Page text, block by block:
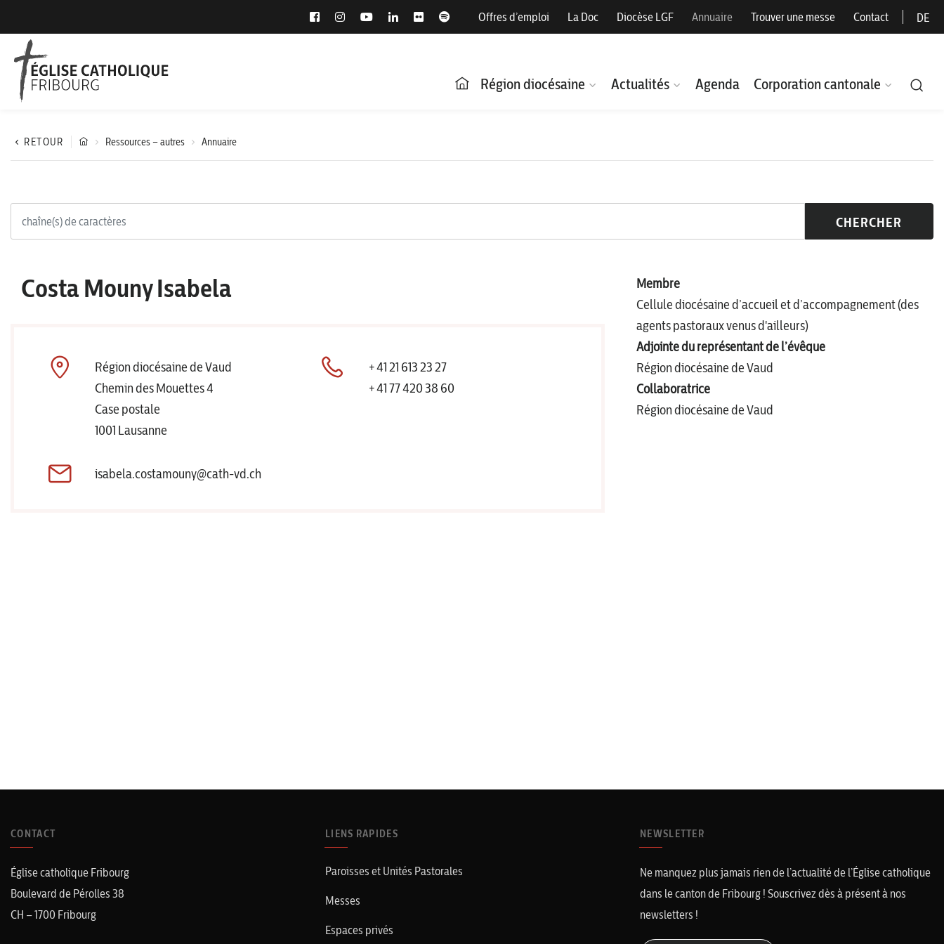
Offres d’emploi La Doc Diocèse LGF Annuaire Trouver une messe Contact DE
Région diocésaine Actualités Agenda Corporation cantonale
RETOUR Ressources – autres Annuaire
CHERCHER
Costa Mouny Isabela
Région diocésaine de Vaud
Chemin des Mouettes 4
Case postale
1001 Lausanne
+41 21 613 23 27
+41 77 420 38 60
isabela.costamouny@cath-vd.ch
Membre
Cellule diocésaine d’accueil et d’accompagnement (des
agents pastoraux venus d'ailleurs)
Adjointe du représentant de l’évêque
Région diocésaine de Vaud
Collaboratrice
Région diocésaine de Vaud
CONTACT
Église catholique Fribourg
Boulevard de Pérolles 38
CH – 1700 Fribourg
LIENS RAPIDES
Paroisses et Unités Pastorales
Messes
Espaces privés
NEWSLETTER
Ne manquez plus jamais rien de l’actualité de l’Église catholique
dans le canton de Fribourg ! Souscrivez dès à présent à nos
newsletters !